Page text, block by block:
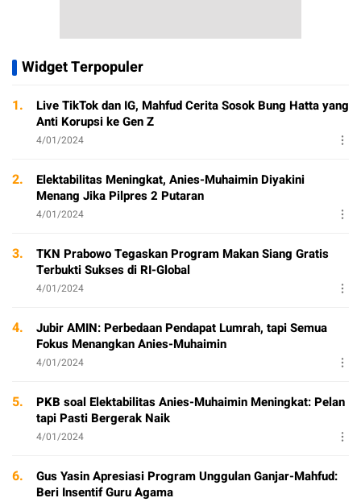
Widget Terpopuler
1.
Live TikTok dan IG, Mahfud Cerita Sosok Bung Hatta yang
Anti Korupsi ke Gen Z
4/01/2024
2.
Elektabilitas Meningkat, Anies-Muhaimin Diyakini
Menang Jika Pilpres 2 Putaran
4/01/2024
3.
TKN Prabowo Tegaskan Program Makan Siang Gratis
Terbukti Sukses di RI-Global
4/01/2024
4.
Jubir AMIN: Perbedaan Pendapat Lumrah, tapi Semua
Fokus Menangkan Anies-Muhaimin
4/01/2024
5.
PKB soal Elektabilitas Anies-Muhaimin Meningkat: Pelan
tapi Pasti Bergerak Naik
4/01/2024
6.
Gus Yasin Apresiasi Program Unggulan Ganjar-Mahfud:
Beri Insentif Guru Agama